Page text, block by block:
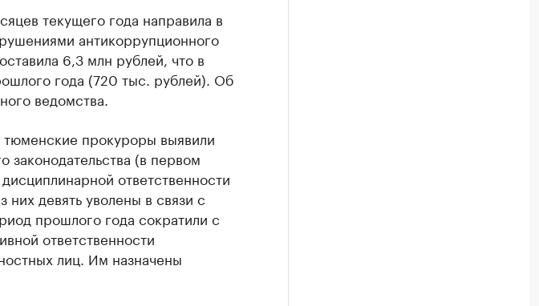
текущего года направила в
антикоррупционного
6,3 млн рублей, что в
года (720 тыс. рублей). Об
ведомства.
прокуроры выявили
(в первом
ответственности
девять уволены в связи с
прошлого года сократили с
ответственности
лиц. Им назначены